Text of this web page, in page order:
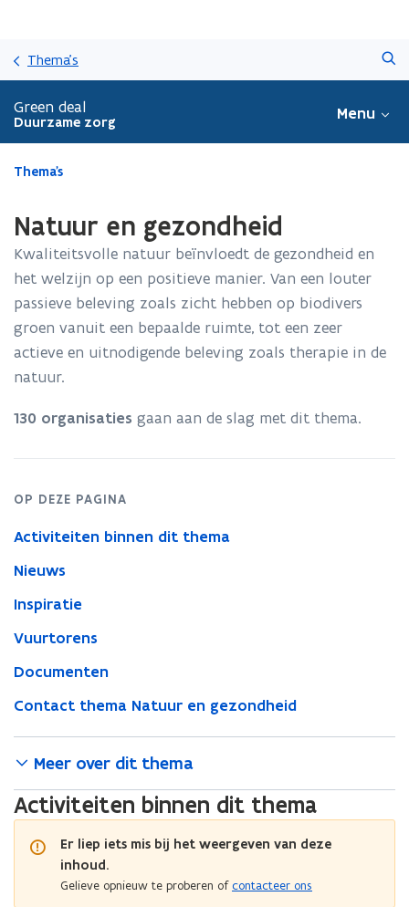
Thema's
Green deal
Duurzame zorg Menu
Gedaan
bevindt
op:
Natuur
gezondheid
Thema's
Natuur en gezondheid
Kwaliteitsvolle natuur beïnvloedt de gezondheid en
het welzijn op een positieve manier. Van een louter
passieve beleving zoals zicht hebben op biodivers
groen vanuit een bepaalde ruimte, tot een zeer
actieve en uitnodigende beleving zoals therapie in de
natuur.
130 organisaties gaan aan de slag met dit thema.
OP DEZE PAGINA
Activiteiten binnen dit thema
Nieuws
Inspiratie
Vuurtorens
Documenten
Contact thema Natuur en gezondheid
Meer over dit thema
Activiteiten binnen dit thema
Er liep iets mis bij het weergeven van deze
inhoud.
Gelieve opnieuw te proberen ofcontacteer ons